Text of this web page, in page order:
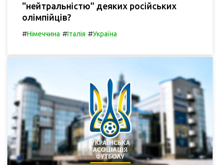
"нейтральністю" деяких російських
олімпійців?
#Німеччина #Італія #Україна